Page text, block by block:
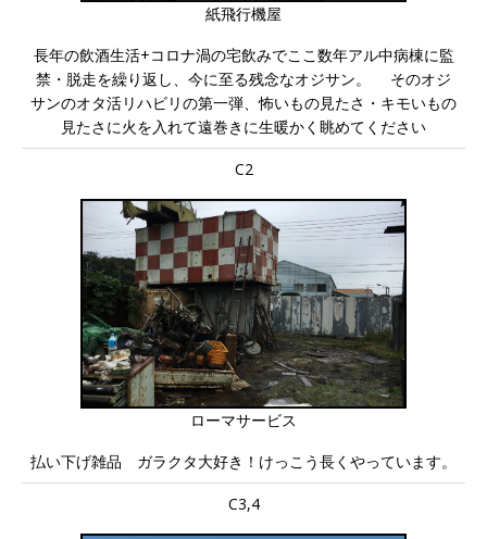
紙飛行機屋
長年の飲酒生活+コロナ渦の宅飲みでここ数年アル中病棟に監
禁・脱走を繰り返し、今に至る残念なオジサン。 そのオジ
サンのオタ活リハビリの第一弾、怖いもの見たさ・キモいもの
見たさに火を入れて遠巻きに生暖かく眺めてください
C2
ローマサービス
払い下げ雑品 ガラクタ大好き！けっこう長くやっています。
C3,4